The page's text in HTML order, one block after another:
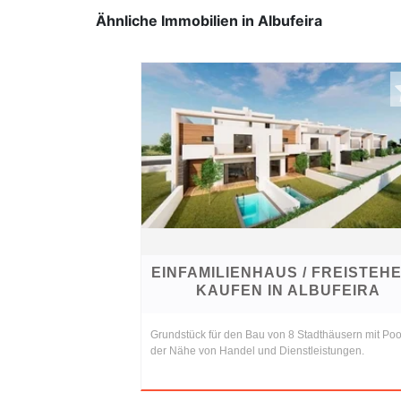
Ähnliche Immobilien in Albufeira
EINFAMILIENHAUS /
KAUFEN IN ALBUFEIRA
Grundstück für den Bau von 8 Stadthäusern mit
der Nähe von Handel und Dienstleistungen.